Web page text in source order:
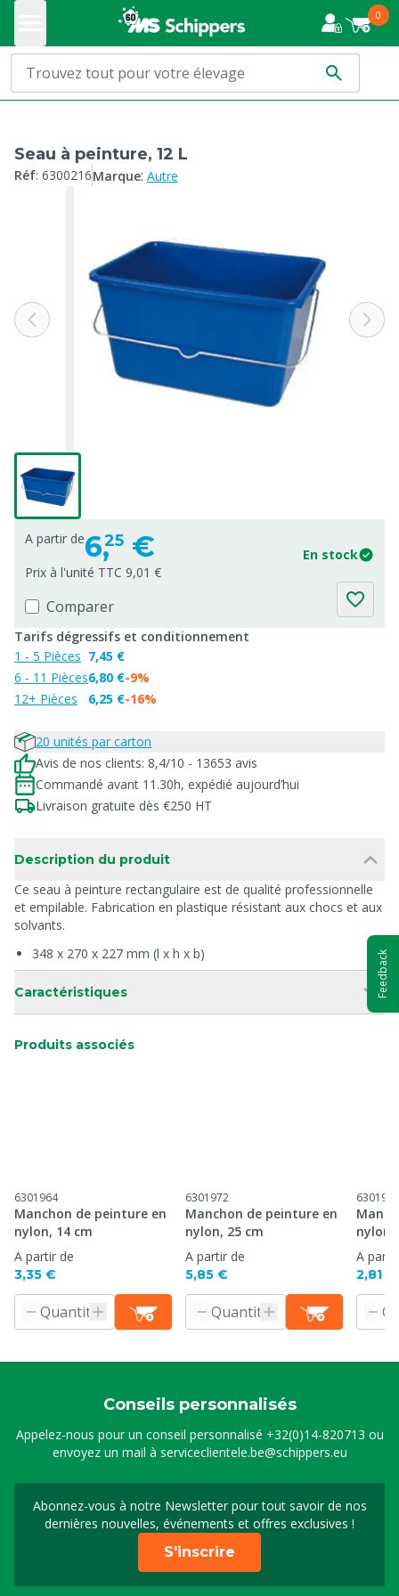
0
Seau à peinture, 12 L
Réf: 6300216Marque: Autre
A partir de6,25 €
En stock
Prix à l'unité TTC 9,01 €
Comparer
Tarifs dégressifs et conditionnement
1 - 5 Pièces
6 - 11 Pièces
12+ Pièces
7,45 €
6,80 €
6,25 €
-9%
-16%
20 unités par carton
Avis de nos clients: 8,4/10 - 13653 avis
Commandé avant 11.30h, expédié aujourd’hui
Livraison gratuite dès €250 HT
Description du produit
Ce seau à peinture rectangulaire est de qualité professionnelle
et empilable. Fabrication en plastique résistant aux chocs et aux
solvants.
348 x 270 x 227 mm (l x h x b)
Caractéristiques
Produits associés
6301964
Manchon de peinture en
nylon, 14 cm
A partir de
3,35 €
6301972
Manchon de peinture en
nylon, 25 cm
A partir de
5,85 €
6301981
nylon,
A
2,81 €
Conseils personnalisés
Appelez-nous pour un conseil personnalisé +32(0)14-820713 ou
envoyez un mail à serviceclientele.be@schippers.eu
Abonnez-vous à notre Newsletter pour tout savoir de nos
dernières nouvelles, événements et offres exclusives !
Inscrivez-vous à notre
S'inscrire
Feedback